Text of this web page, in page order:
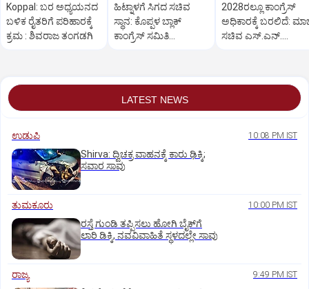
Koppal: ಬರ ಅಧ್ಯಯನದ
ಬಳಿಕ ರೈತರಿಗೆ ಪರಿಹಾರಕ್ಕೆ
ಕ್ರಮ : ಶಿವರಾಜ ತಂಗಡಗಿ
ಹಿಟ್ನಾಳಗೆ ಸಿಗದ ಸಚಿವ
ಸ್ಥಾನ: ಕೊಪ್ಪಳ ಬ್ಲಾಕ್
ಕಾಂಗ್ರೆಸ್ ಸಮಿತಿ
2028ರಲ್ಲೂ ಕಾಂಗ್ರೆಸ್
ಅಧಿಕಾರಕ್ಕೆ ಬರಲಿದೆ:
ಸಚಿವ ಎಸ್.ಎನ್.
LATEST NEWS
ಉಡುಪಿ 10:08 PM IST
Shirva: ದ್ವಿಚಕ್ರ ವಾಹನಕ್ಕೆ ಕಾರು ಢಿಕ್ಕಿ;
ಸವಾರ ಸಾವು
ತುಮಕೂರು 10:00 PM IST
ರಸ್ತೆ ಗುಂಡಿ ತಪ್ಪಿಸಲು ಹೋಗಿ ಬೈಕ್‌ಗೆ
ಲಾರಿ ಡಿಕ್ಕಿ, ನವವಿವಾಹಿತೆ ಸ್ಥಳದಲ್ಲೇ ಸಾವು
ರಾಜ್ಯ 9:49 PM IST